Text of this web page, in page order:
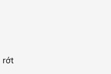
rớt